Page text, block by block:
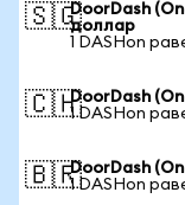
🇸🇬DoorDash
доллар
1 DASHon
🇨🇭DoorDash
1 DASHon
🇧🇷DoorDash
1 DASHon